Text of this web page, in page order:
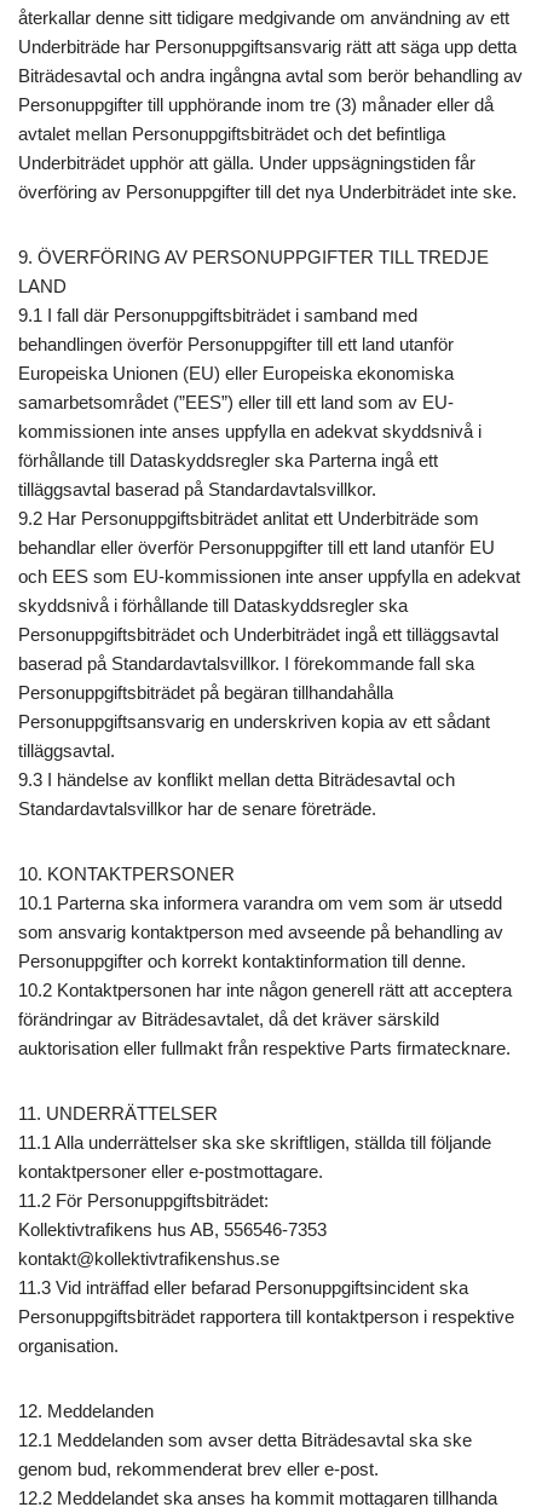
återkallar denne sitt tidigare medgivande om användning av ett
Underbiträde har Personuppgiftsansvarig rätt att säga upp detta
Biträdesavtal och andra ingångna avtal som berör behandling av
Personuppgifter till upphörande inom tre (3) månader eller då
avtalet mellan Personuppgiftsbiträdet och det befintliga
Underbiträdet upphör att gälla. Under uppsägningstiden får
överföring av Personuppgifter till det nya Underbiträdet inte ske.
9. ÖVERFÖRING AV PERSONUPPGIFTER TILL TREDJE
LAND
9.1 I fall där Personuppgiftsbiträdet i samband med
behandlingen överför Personuppgifter till ett land utanför
Europeiska Unionen (EU) eller Europeiska ekonomiska
samarbetsområdet (”EES”) eller till ett land som av EU-
kommissionen inte anses uppfylla en adekvat skyddsnivå i
förhållande till Dataskyddsregler ska Parterna ingå ett
tilläggsavtal baserad på Standardavtalsvillkor.
9.2 Har Personuppgiftsbiträdet anlitat ett Underbiträde som
behandlar eller överför Personuppgifter till ett land utanför EU
och EES som EU-kommissionen inte anser uppfylla en adekvat
skyddsnivå i förhållande till Dataskyddsregler ska
Personuppgiftsbiträdet och Underbiträdet ingå ett tilläggsavtal
baserad på Standardavtalsvillkor. I förekommande fall ska
Personuppgiftsbiträdet på begäran tillhandahålla
Personuppgiftsansvarig en underskriven kopia av ett sådant
tilläggsavtal.
9.3 I händelse av konflikt mellan detta Biträdesavtal och
Standardavtalsvillkor har de senare företräde.
10. KONTAKTPERSONER
10.1 Parterna ska informera varandra om vem som är utsedd
som ansvarig kontaktperson med avseende på behandling av
Personuppgifter och korrekt kontaktinformation till denne.
10.2 Kontaktpersonen har inte någon generell rätt att acceptera
förändringar av Biträdesavtalet, då det kräver särskild
auktorisation eller fullmakt från respektive Parts firmatecknare.
11. UNDERRÄTTELSER
11.1 Alla underrättelser ska ske skriftligen, ställda till följande
kontaktpersoner eller e-postmottagare.
11.2 För Personuppgiftsbiträdet:
Kollektivtrafikens hus AB, 556546-7353
kontakt@kollektivtrafikenshus.se
11.3 Vid inträffad eller befarad Personuppgiftsincident ska
Personuppgiftsbiträdet rapportera till kontaktperson i respektive
organisation.
12. Meddelanden
12.1 Meddelanden som avser detta Biträdesavtal ska ske
genom bud, rekommenderat brev eller e-post.
12.2 Meddelandet ska anses ha kommit mottagaren tillhanda